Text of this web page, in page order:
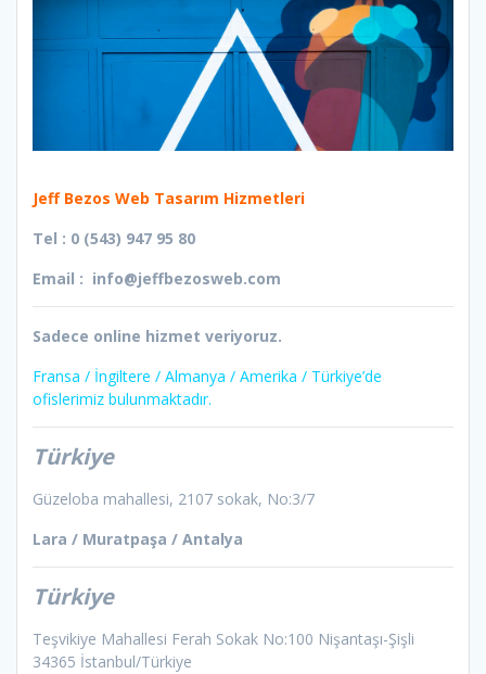
Jeff Bezos Web Tasarım Hizmetleri
Tel : 0 (543) 947 95 80
Email : info@jeffbezosweb.com
Sadece online hizmet veriyoruz.
Fransa / İngiltere / Almanya / Amerika / Türkiye’de
ofislerimiz bulunmaktadır.
Türkiye
Güzeloba mahallesi, 2107 sokak, No:3/7
Lara / Muratpaşa / Antalya
Türkiye
Teşvikiye Mahallesi Ferah Sokak No:100 Nişantaşı-Şişli
34365 İstanbul/Türkiye